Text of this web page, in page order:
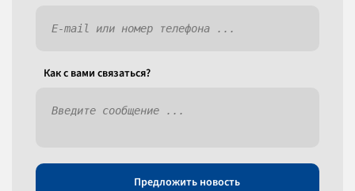
Как c вами связаться?
Предложить новость